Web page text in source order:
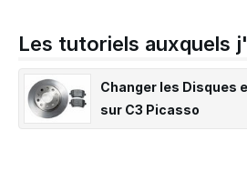
Les tutoriels auxquels
Changer les Disques
sur C3 Picasso